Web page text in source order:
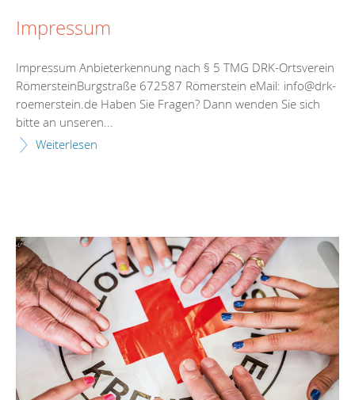
Impressum
Impressum Anbieterkennung nach § 5 TMG DRK-Ortsverein
RömersteinBurgstraße 672587 Römerstein eMail: info@drk-
roemerstein.de Haben Sie Fragen? Dann wenden Sie sich
bitte an unseren...
Weiterlesen